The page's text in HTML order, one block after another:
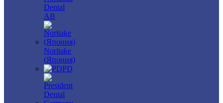
Dental
AB
Noritake
(Япония)
PD